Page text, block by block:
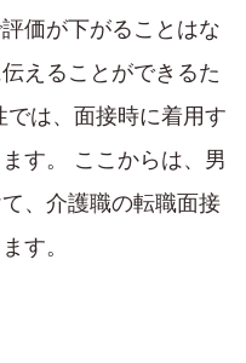
価が下がることはな
えることができるた
は、面接時に着用す
す。 ここからは、男
、介護職の転職面接
す。